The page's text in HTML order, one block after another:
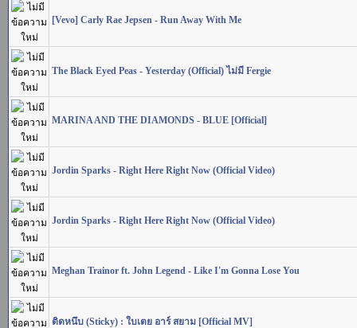
[Vevo] Carly Rae Jepsen - Run Away With Me
The Black Eyed Peas - Yesterday (Official) ไม่มี Fergie
MARINA AND THE DIAMONDS - BLUE [Official]
Jordin Sparks - Right Here Right Now (Official Video)
Jordin Sparks - Right Here Right Now (Official Video)
Meghan Trainor ft. John Legend - Like I'm Gonna Lose You
ติดหนึบ (Sticky) : ใบเตย อาร์ สยาม [Official MV]